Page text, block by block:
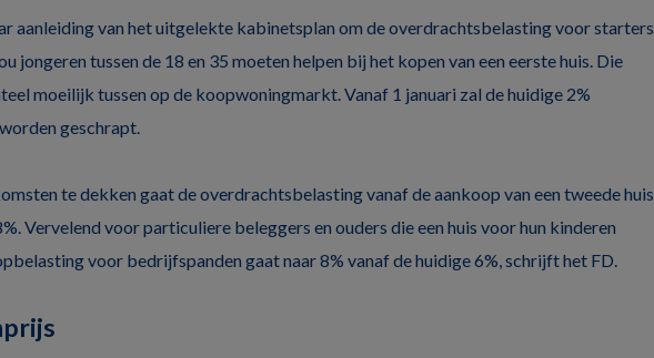
aanleiding van het uitgelekte kabinetsplan om de overdrachtsbelasting voor starters
jongeren tussen de 18 en 35 moeten helpen bij het kopen van een eerste huis. Die
moeilijk tussen op de koopwoningmarkt. Vanaf 1 januari zal de huidige 2%
geschrapt.
te dekken gaat de overdrachtsbelasting vanaf de aankoop van een tweede huis
Vervelend voor particuliere beleggers en ouders die een huis voor hun kinderen
voor bedrijfspanden gaat naar 8% vanaf de huidige 6%, schrijft het FD.